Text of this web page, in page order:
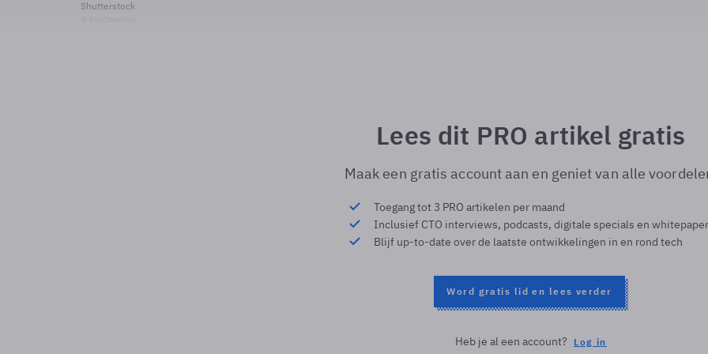
Shutterstock
Lees dit PRO artikel gratis
Maak een gratis account aan en geniet van alle
Toegang tot 3 PRO artikelen per maand
Inclusief CTO interviews, podcasts, digitale specials en
Blijf up-to-date over de laatste ontwikkelingen in en rond tech
Word gratis lid en lees verder
Heb je al een account? Log in